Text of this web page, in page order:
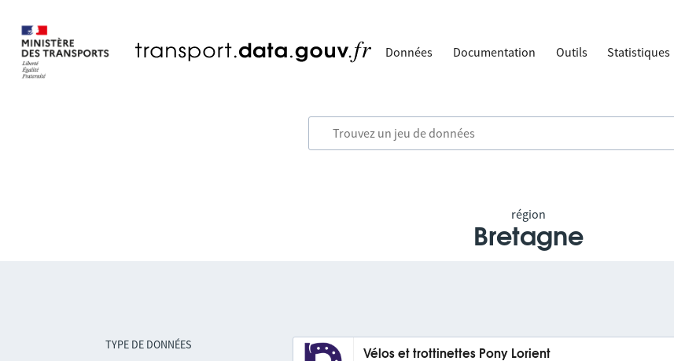
Données Documentation Outils Statistiques
région
Bretagne
TYPE DE DONNÉES
Vélos et trottinettes Pony Lorient